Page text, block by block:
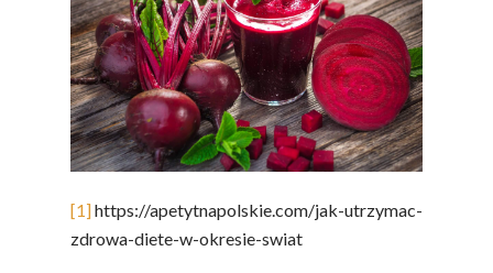
[1]https://apetytnapolskie.com/jak-utrzymac-
zdrowa-diete-w-okresie-swiat